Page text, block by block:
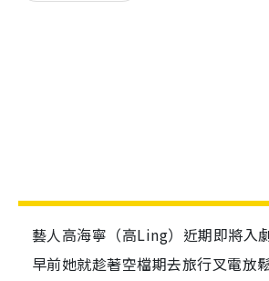
藝人高海寧（高Ling）近期即將入
早前她就趁著空檔期去旅行叉電放